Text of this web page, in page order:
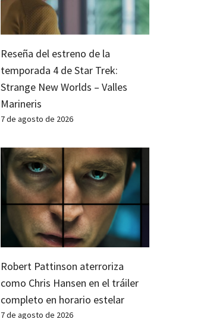
Reseña del estreno de la
temporada 4 de Star Trek:
Strange New Worlds – Valles
Marineris
7 de agosto de 2026
Robert Pattinson aterroriza
como Chris Hansen en el tráiler
completo en horario estelar
7 de agosto de 2026